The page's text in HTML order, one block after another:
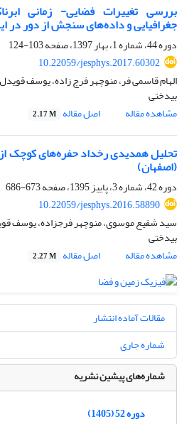
بررسی تغییرات فضایی- زمانی
جغرافیایی و داده‌های سنجش از دور در
دوره 44، شماره 1، بهار 1397، صفحه
103-124
10.22059/jesphys.2017.60302
الهام قاسمی فر، منوچهر فرج زاده، یوسف
بیدختی
مشاهده مقاله
اصل مقاله 2.17 M
تحلیل همدیدی رخداد حفره‌های کوچک
(اصفهان)
دوره 42، شماره 3، پاییز 1395، صفحه
673-686
10.22059/jesphys.2016.58890
سید شفیع موسوی، منوچهر فرجزاده، یوسف
بیدختی
مشاهده مقاله
اصل مقاله 2.27 M
مقالات آماده انتشار
شماره جاری
شماره‌های پیشین نشریه
دوره 52 (1405)